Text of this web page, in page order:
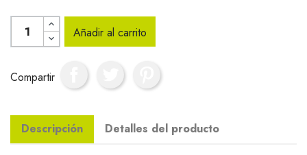
Añadir al carrito
Compartir
Descripción Detalles del producto